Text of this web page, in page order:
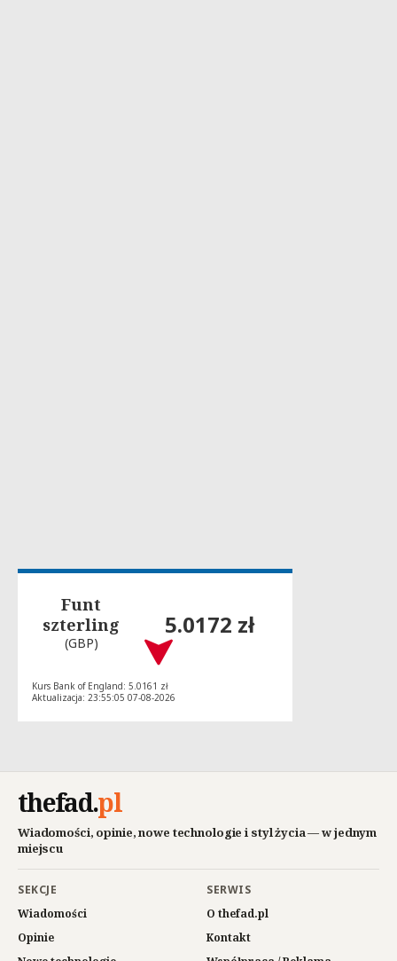
Funt
szterling
(GBP)
5.0172 zł
Kurs Bank of England: 5.0161 zł
Aktualizacja: 23:55:05 07-08-2026
thefad.pl
Wiadomości, opinie, nowe technologie i styl życia — w jednym
miejscu
SEKCJE
Wiadomości
Opinie
SERWIS
O thefad.pl
Kontakt